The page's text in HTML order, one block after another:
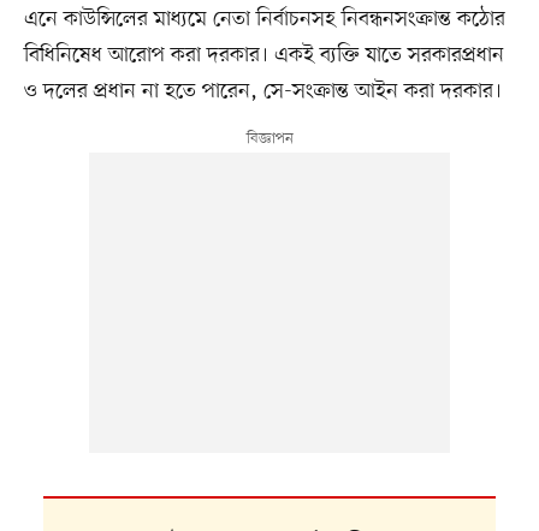
এনে কাউন্সিলের মাধ্যমে নেতা নির্বাচনসহ নিবন্ধনসংক্রান্ত কঠোর
বিধিনিষেধ আরোপ করা দরকার। একই ব্যক্তি যাতে সরকারপ্রধান
ও দলের প্রধান না হতে পারেন, সে-সংক্রান্ত আইন করা দরকার।